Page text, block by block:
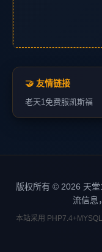
🤝 友情链接
老天1免费服凯斯福
版权所有 © 2026 天
流信息
本站采用